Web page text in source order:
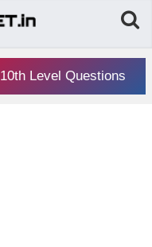
10th Level Questions